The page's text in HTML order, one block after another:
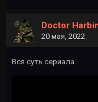
Doctor
20 мая, 2022
Вся суть сериала.